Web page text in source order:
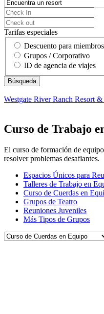
Tarifas especiales
Descuento para
Grupos / Corporativo
ID de agencia de viajes
Westgate River Ranch Resort &
Curso de Trabajo
El curso de formación de
resolver problemas desafiantes.
Espacios Únicos para
Talleres de Trabajo en
Curso de Cuerdas en
Grupos de Teatro
Reuniones Juveniles
Más Tipos de Grupos